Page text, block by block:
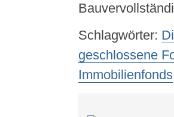
Schlagwörter:
geschlossene
Immobilienfonds